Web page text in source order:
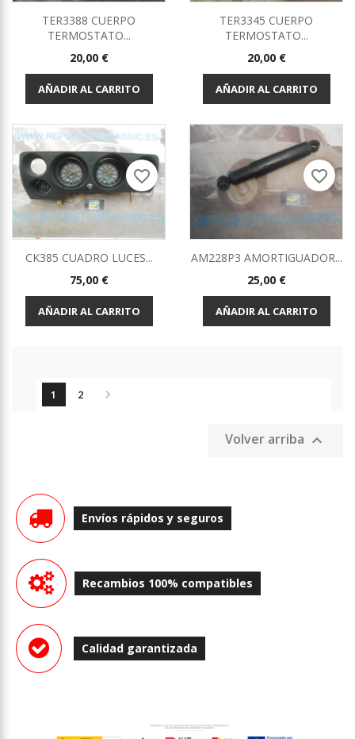
TER3388 CUERPO
TERMOSTATO...
Precio
20,00 €
AÑADIR AL CARRITO
TER3345 CUERPO
TERMOSTATO...
Precio
20,00 €
AÑADIR AL CARRITO
CK385 CUADRO LUCES...
Precio
75,00 €
AÑADIR AL CARRITO
favorite_border
AM228P3 AMORTIGUADOR...
Precio
25,00 €
AÑADIR AL CARRITO
favorite_border
1 2 
Volver arriba 
Envíos rápidos y seguros
Recambios 100% compatibles
Calidad garantizada